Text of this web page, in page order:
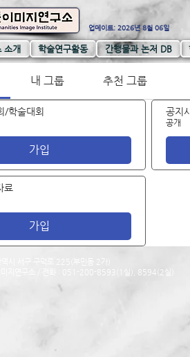
업데이트: 2026년 8월 06일
소개 학술연구활동 간행물과 논저 DB
내 그룹 추천 그룹
/학술대회
가입
공지
공개
료
가입
시 서구 구덕로 225(부민동 2가)
미지연구소 / ​​전화 : 051-200-8593(1실), 8594(2실)